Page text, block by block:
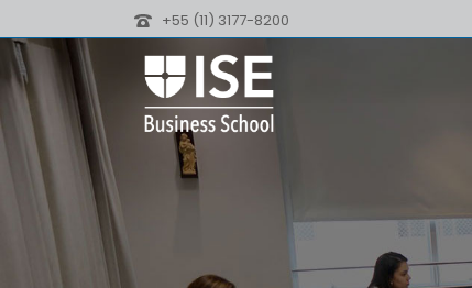
+55 (11) 3177-8200